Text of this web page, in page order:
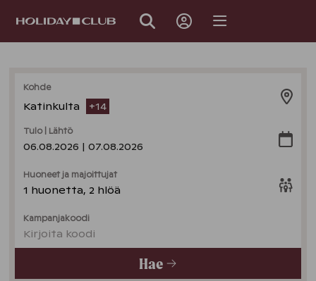
Kohde
Katinkulta +14
Huoneet ja majoittujat
1 huonetta, 2 hlöä
Tulo | Lähtö
06.08.2026 | 07.08.2026
Kampanjakoodi
Kirjoita koodi
Hae